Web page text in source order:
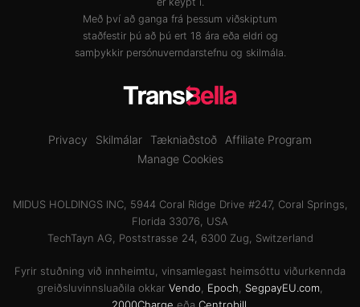
Með því að ganga frá þessum viðskiptum
staðfestir þú að þú ert 18 ára eða eldri og
samþykkir persónuverndarstefnuog skilmála
Privacy Skilmálar Tækniaðstoð
Affiliate Program
Manage Cookies
MIDUS HOLDINGS INC, 5944 Coral Ridge Drive #247, Coral Springs,
Florida 33076, USA
TechTayn AG, Poststrasse 24, 6300 Zug, Switzerland
Fyrir stuðning við innheimtu, vinsamlegast heimsóttu viðurkennda
greiðsluvinnsluaðila okkar Vendo Epoch SegpayEU.com
2000Charge eða Centrobill